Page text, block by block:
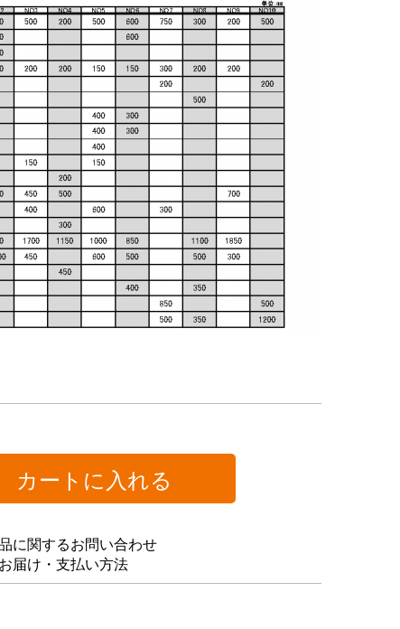
に関するお問い合わせ
届け・支払い方法